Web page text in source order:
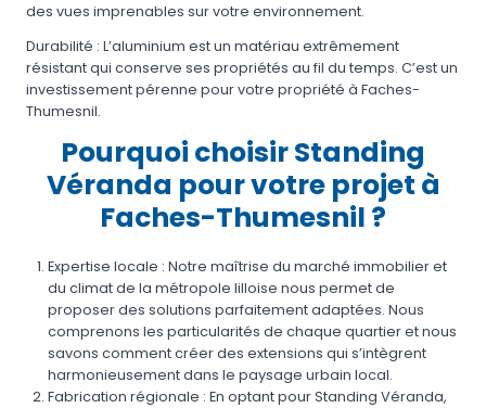
des vues imprenables sur votre environnement.
Durabilité : L’aluminium est un matériau extrêmement
résistant qui conserve ses propriétés au fil du temps. C’est un
investissement pérenne pour votre propriété à Faches-
Thumesnil.
Pourquoi choisir Standing
Véranda pour votre projet à
Faches-Thumesnil ?
Expertise locale : Notre maîtrise du marché immobilier et
du climat de la métropole lilloise nous permet de
proposer des solutions parfaitement adaptées. Nous
comprenons les particularités de chaque quartier et nous
savons comment créer des extensions qui s’intègrent
harmonieusement dans le paysage urbain local.
Fabrication régionale : En optant pour Standing Véranda,